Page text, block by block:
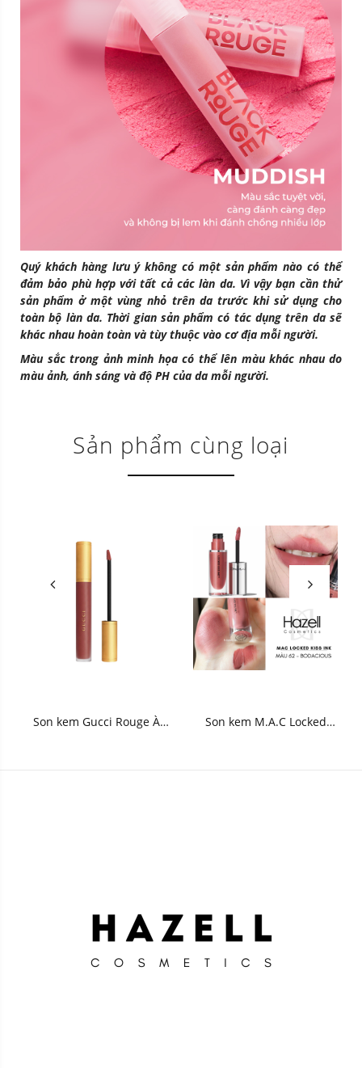
Quý khách hàng lưu ý không có một sản phẩm nào có thể
đảm bảo phù hợp với tất cả các làn da. Vì vậy bạn cần thử
sản phẩm ở một vùng nhỏ trên da trước khi sử dụng cho
toàn bộ làn da. Thời gian sản phẩm có tác dụng trên da sẽ
khác nhau hoàn toàn và tùy thuộc vào cơ địa mỗi người.
Màu sắc trong ảnh minh họa có thể lên màu khác nhau do
màu ảnh, ánh sáng và độ PH của da mỗi người.
Sản phẩm cùng loại
Son kem Gucci Rouge À
Son kem M.A.C Locked